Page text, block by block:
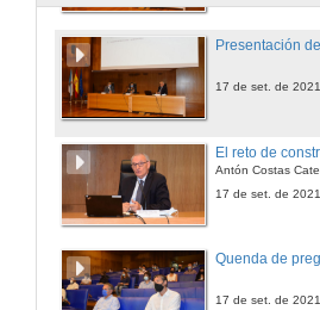
17 de set. de 2021
17 de set. de 2021
17 de set. de 2021